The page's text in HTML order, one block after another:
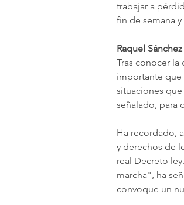
trabajar a
fin de semana
Raquel
Tras conocer la
importante que
situaciones
señalado, para
Ha recordado,
y derechos de
real Decreto
marcha", ha
convoque un